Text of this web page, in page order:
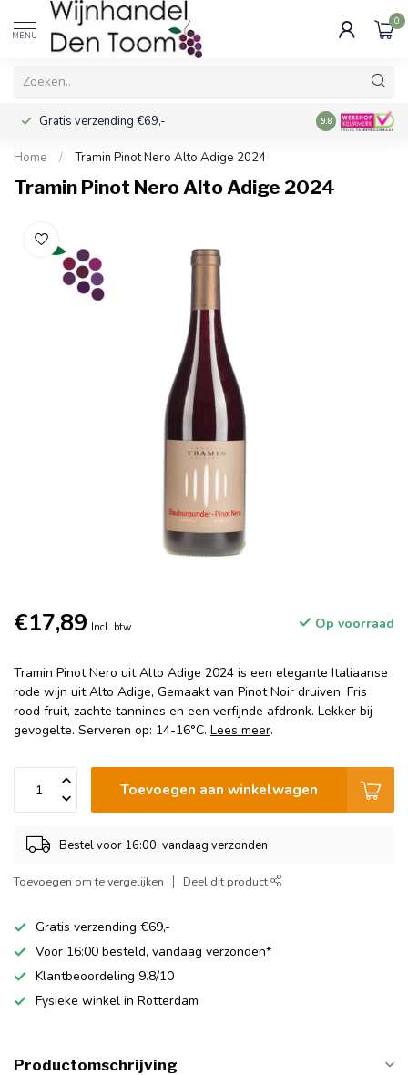
MENU
0
Gratis verzending €69,- Voor 16:00
9.8
Home / Tramin Pinot Nero Alto Adige 2024
Tramin Pinot Nero Alto Adige 2024
€17,89 Incl. btw Op voorraad
Tramin Pinot Nero uit Alto Adige 2024 is een elegante Italiaanse
rode wijn uit Alto Adige, Gemaakt van Pinot Noir druiven. Fris
rood fruit, zachte tannines en een verfijnde afdronk. Lekker bij
gevogelte. Serveren op: 14-16°C. Lees meer.
Toevoegen aan winkelwagen
Bestel voor 16:00, vandaag verzonden
Toevoegen om te vergelijken Deel dit product
Gratis verzending €69,-
Voor 16:00 besteld, vandaag verzonden*
Klantbeoordeling 9.8/10
Fysieke winkel in Rotterdam
Productomschrijving